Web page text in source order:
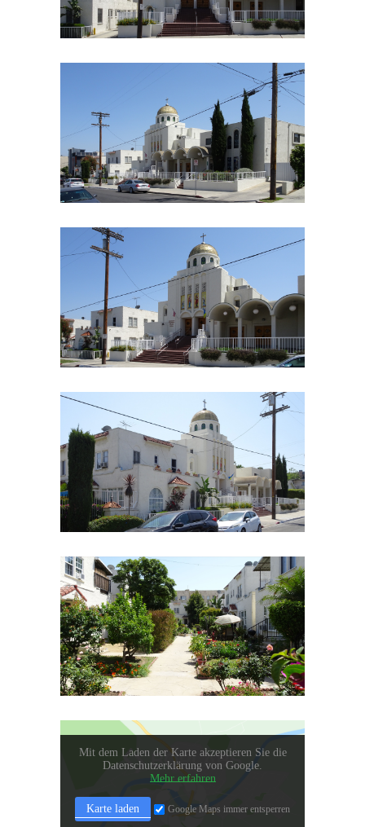
Mit dem Laden der Karte akzeptieren Sie die
Datenschutzerklärung von Google.
Mehr erfahren
Karte laden Google Maps immer entsperren